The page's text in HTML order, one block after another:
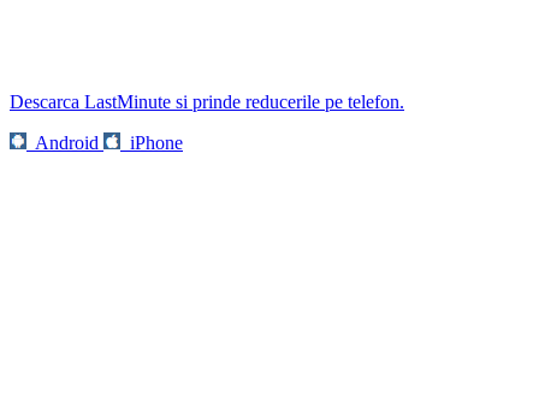
Descarca LastMinute si prinde reducerile pe telefon.
Android
iPhone